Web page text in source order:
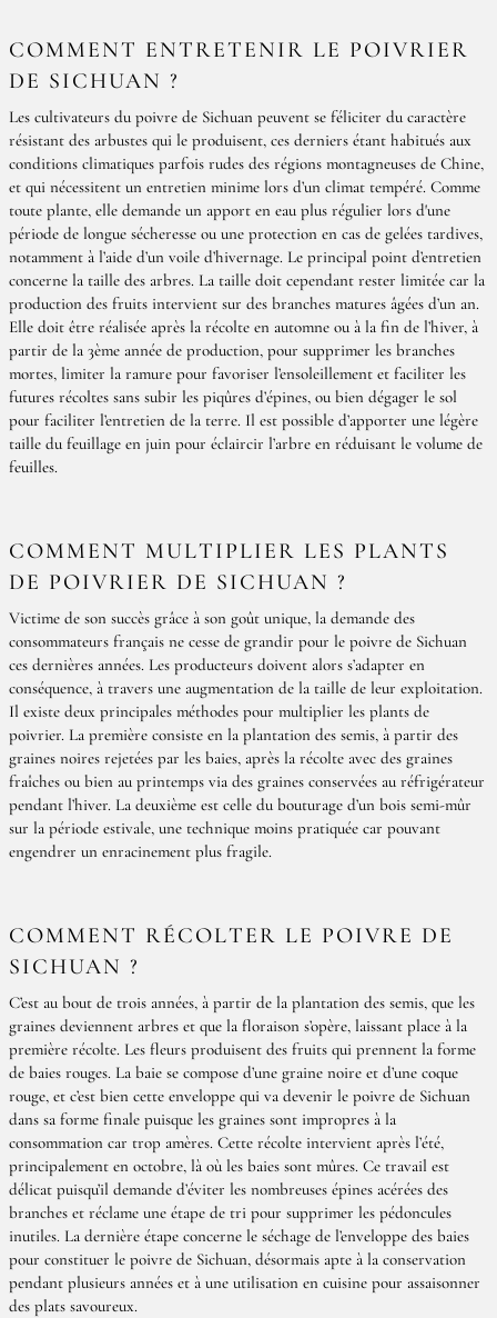
COMMENT ENTRETENIR LE POIVRIER
DE SICHUAN ?
Les cultivateurs du poivre de Sichuan peuvent se féliciter du caractère
résistant des arbustes qui le produisent, ces derniers étant habitués aux
conditions climatiques parfois rudes des régions montagneuses de Chine,
et qui nécessitent un entretien minime lors d’un climat tempéré. Comme
toute plante, elle demande un apport en eau plus régulier lors d'une
période de longue sécheresse ou une protection en cas de gelées tardives,
notamment à l’aide d’un voile d’hivernage. Le principal point d’entretien
concerne la taille des arbres. La taille doit cependant rester limitée car la
production des fruits intervient sur des branches matures âgées d’un an.
Elle doit être réalisée après la récolte en automne ou à la fin de l’hiver, à
partir de la 3ème année de production, pour supprimer les branches
mortes, limiter la ramure pour favoriser l’ensoleillement et faciliter les
futures récoltes sans subir les piqûres d’épines, ou bien dégager le sol
pour faciliter l’entretien de la terre. Il est possible d’apporter une légère
taille du feuillage en juin pour éclaircir l’arbre en réduisant le volume de
feuilles.
COMMENT MULTIPLIER LES PLANTS
DE POIVRIER DE SICHUAN ?
Victime de son succès grâce à son goût unique, la demande des
consommateurs français ne cesse de grandir pour le poivre de Sichuan
ces dernières années. Les producteurs doivent alors s’adapter en
conséquence, à travers une augmentation de la taille de leur exploitation.
Il existe deux principales méthodes pour multiplier les plants de
poivrier. La première consiste en la plantation des semis, à partir des
graines noires rejetées par les baies, après la récolte avec des graines
fraîches ou bien au printemps via des graines conservées au réfrigérateur
pendant l’hiver. La deuxième est celle du bouturage d’un bois semi-mûr
sur la période estivale, une technique moins pratiquée car pouvant
engendrer un enracinement plus fragile.
COMMENT RÉCOLTER LE POIVRE DE
SICHUAN ?
C’est au bout de trois années, à partir de la plantation des semis, que les
graines deviennent arbres et que la floraison s’opère, laissant place à la
première récolte. Les fleurs produisent des fruits qui prennent la forme
de baies rouges. La baie se compose d’une graine noire et d’une coque
rouge, et c’est bien cette enveloppe qui va devenir le poivre de Sichuan
dans sa forme finale puisque les graines sont impropres à la
consommation car trop amères. Cette récolte intervient après l’été,
principalement en octobre, là où les baies sont mûres. Ce travail est
délicat puisqu’il demande d’éviter les nombreuses épines acérées des
branches et réclame une étape de tri pour supprimer les pédoncules
inutiles. La dernière étape concerne le séchage de l’enveloppe des baies
pour constituer le poivre de Sichuan, désormais apte à la conservation
pendant plusieurs années et à une utilisation en cuisine pour assaisonner
des plats savoureux.